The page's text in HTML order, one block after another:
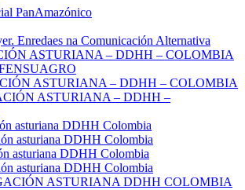
PanAmazónico
Enredaes na Comunicación Alternativa
ASTURIANA – DDHH – COLOMBIA
ASTURIANA – DDHH – COLOMBIA
ASTURIANA – DDHH –
asturiana DDHH Colombia
asturiana DDHH Colombia
asturiana DDHH Colombia
asturiana DDHH Colombia
ASTURIANA DDHH COLOMBIA